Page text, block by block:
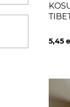
5,45